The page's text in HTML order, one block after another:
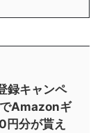
録キャンペ
Amazonギ
分が貰え